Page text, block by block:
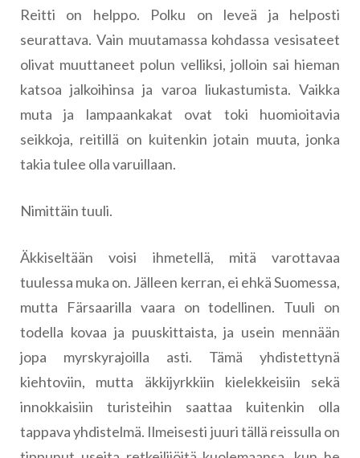
Reitti on helppo. Polku on leveä ja helposti
seurattava. Vain muutamassa kohdassa vesisateet
olivat muuttaneet polun velliksi, jolloin sai hieman
katsoa jalkoihinsa ja varoa liukastumista. Vaikka
muta ja lampaankakat ovat toki huomioitavia
seikkoja, reitillä on kuitenkin jotain muuta, jonka
takia tulee olla varuillaan.
Nimittäin tuuli.
Äkkiseltään voisi ihmetellä, mitä varottavaa
tuulessa muka on. Jälleen kerran, ei ehkä Suomessa,
mutta Färsaarilla vaara on todellinen. Tuuli on
todella kovaa ja puuskittaista, ja usein mennään
jopa myrskyrajoilla asti. Tämä yhdistettynä
kiehtoviin, mutta äkkijyrkkiin kielekkeisiin sekä
innokkaisiin turisteihin saattaa kuitenkin olla
tappava yhdistelmä. Ilmeisesti juuri tällä reissulla on